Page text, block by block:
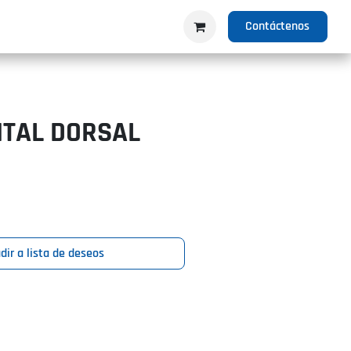
Contáctenos
DORSAL
a lista de deseos